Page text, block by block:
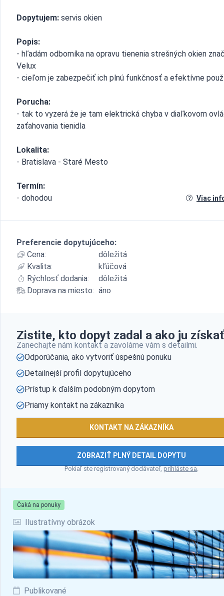
Čaká na ponuky
Ilustratívny obrázok
Publikované
Dopytujem: servis okien
Popis:
- hľadám odborníka na opravu tienenia strešných okien
Velux
- cieľom je zabezpečiť ich plnú funkčnosť a efektívne
Porucha:
- tak to vyzerá že je tam elektrická chyba v diaľkovom
zaťahovania tienidla
Lokalita:
- Bratislava - Staré Mesto
Termín:
- dohodou
Viac
Preferencie dopytujúceho:
Cena:
dôležitá
Kvalita:
kľúčová
Rýchlosť dodania:
dôležitá
Doprava na miesto: áno
Zistite, kto dopyt zadal a ako ju
Zanechajte nám kontakt a zavoláme vám s detailmi.
Odporúčania, ako vytvoriť úspešnú ponuku
Detailnejší profil dopytujúceho
Prístup k ďalším podobným dopytom
Priamy kontakt na zákazníka
KONTAKT NA ZÁKAZNÍKA
ZOBRAZIŤ PLNÝ DETAIL DOPYTU
Pokiaľ ste registrovaný dodávateľ,prihláste sa.